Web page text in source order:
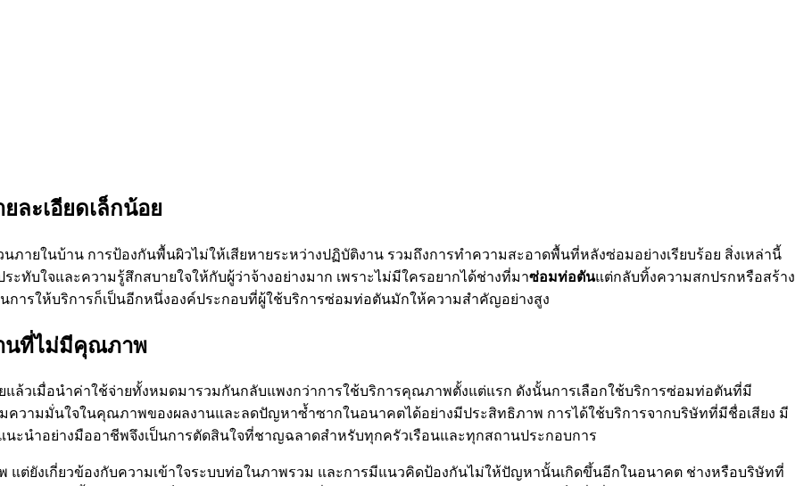
ละเอียดเล็กน้อย
ภายในบ้าน การป้องกันพื้นผิวไม่ให้เสียหายระหว่างปฏิบัติงาน รวมถึงการทำความสะอาดพื้นที่หลังซ่อมอย่างเรียบร้อย สิ่งเหล่านี้
ทับใจและความรู้สึกสบายใจให้กับผู้ว่าจ้างอย่างมาก เพราะไม่มีใครอยากได้ช่างที่มาซ่อมท่อตันแต่กลับทิ้งความสกปรกหรือสร้าง
นการให้บริการก็เป็นอีกหนึ่งองค์ประกอบที่ผู้ใช้บริการซ่อมท่อตันมักให้ความสำคัญอย่างสูง
นที่ไม่มีคุณภาพ
แล้วเมื่อนำค่าใช้จ่ายทั้งหมดมารวมกันกลับแพงกว่าการใช้บริการคุณภาพตั้งแต่แรก ดังนั้นการเลือกใช้บริการซ่อมท่อตันที่มี
ความมั่นใจในคุณภาพของผลงานและลดปัญหาซ้ำซากในอนาคตได้อย่างมีประสิทธิภาพ การได้ใช้บริการจากบริษัทที่มีชื่อเสียง มี
ะนำอย่างมืออาชีพจึงเป็นการตัดสินใจที่ชาญฉลาดสำหรับทุกครัวเรือนและทุกสถานประกอบการ
แต่ยังเกี่ยวข้องกับความเข้าใจระบบท่อในภาพรวม และการมีแนวคิดป้องกันไม่ให้ปัญหานั้นเกิดขึ้นอีกในอนาคต ช่างหรือบริษัทที่